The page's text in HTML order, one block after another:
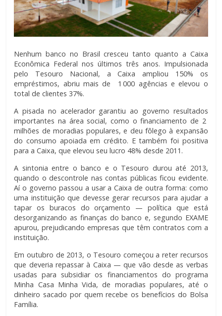
Nenhum banco no Brasil cresceu tanto quanto a Caixa
Econômica Federal nos últimos três anos. Impulsionada
pelo Tesouro Nacional, a Caixa ampliou 150% os
empréstimos, abriu mais de 1 000 agências e elevou o
total de clientes 37%.
A pisada no acelerador garantiu ao governo resultados
importantes na área social, como o financiamento de 2
milhões de moradias populares, e deu fôlego à expansão
do consumo apoiada em crédito. E também foi positiva
para a Caixa, que elevou seu lucro 48% desde 2011.
A sintonia entre o banco e o Tesouro durou até 2013,
quando o descontrole nas contas públicas ficou evidente.
Aí o governo passou a usar a Caixa de outra forma: como
uma instituição que devesse gerar recursos para ajudar a
tapar os buracos do orçamento — política que está
desorgani­zando as finanças do banco e, segundo EXAME
apurou, prejudicando empresas que têm contratos com a
instituição.
Em outubro de 2013, o Tesouro começou a reter recursos
que deveria repassar à Caixa — que vão desde as verbas
usadas para subsidiar os financiamentos do programa
Minha Casa Minha Vida, de moradias populares, até o
dinheiro sacado por quem recebe os benefícios do Bolsa
Família.